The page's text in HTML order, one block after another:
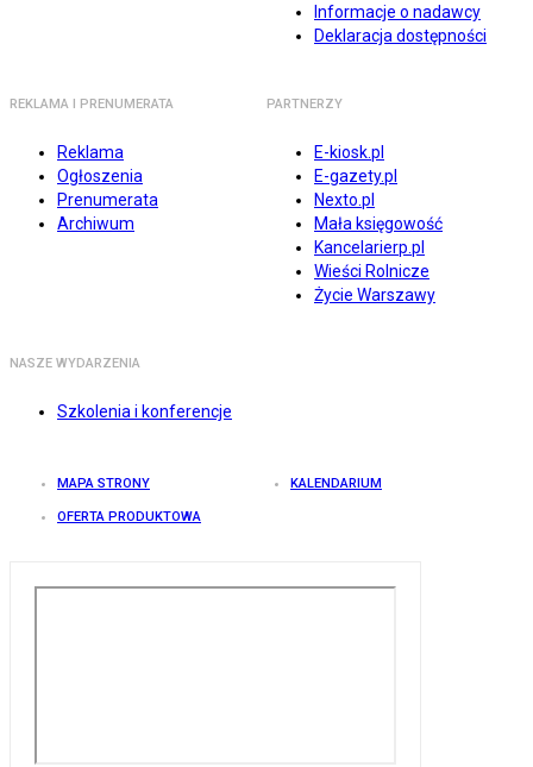
Informacje o nadawcy
Deklaracja dostępności
REKLAMA I PRENUMERATA
Reklama
Ogłoszenia
Prenumerata
Archiwum
PARTNERZY
E-kiosk.pl
E-gazety.pl
Nexto.pl
Mała księgowość
Kancelarierp.pl
Wieści Rolnicze
Życie Warszawy
NASZE WYDARZENIA
Szkolenia i konferencje
MAPA STRONY KALENDARIUM
OFERTA PRODUKTOWA